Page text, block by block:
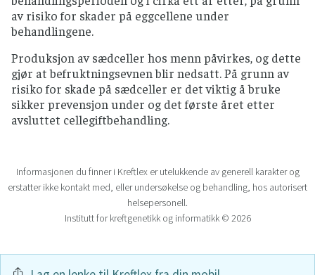
av risiko for skader på eggcellene under
behandlingene.
Produksjon av sædceller hos menn påvirkes, og dette
gjør at befruktningsevnen blir nedsatt. På grunn av
risiko for skade på sædceller er det viktig å bruke
sikker prevensjon under og det første året etter
avsluttet cellegiftbehandling.
Informasjonen du finner i Kreftlex er utelukkende av generell karakter og
erstatter ikke kontakt med, eller undersøkelse og behandling, hos autorisert
helsepersonell.
Institutt for kreftgenetikk og informatikk © 2026